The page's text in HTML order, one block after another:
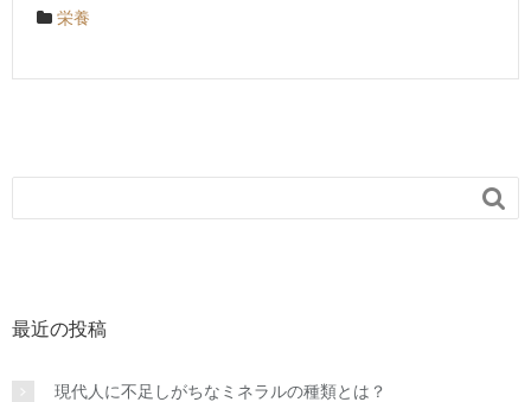
栄養

最近の投稿
現代人に不足しがちなミネラルの種類とは？